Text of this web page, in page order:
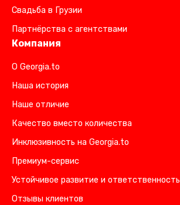
Свадьба в Грузии
Партнёрства с агентствами
Компания
О Georgia.to
Наша история
Наше отличие
Качество вместо количества
Инклюзивность на Georgia.to
Премиум-сервис
Устойчивое развитие и ответственность
Отзывы клиентов